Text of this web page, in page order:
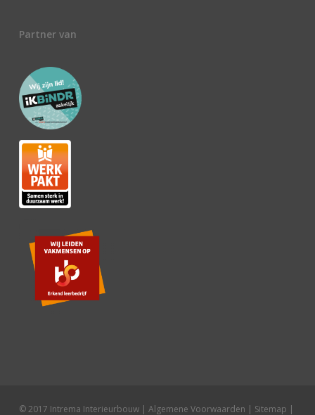
Partner van
© 2017 Intrema Interieurbouw | Algemene Voorwaarden | Sitemap |